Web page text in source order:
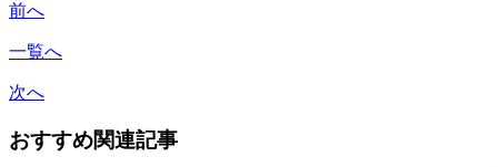
前へ
一覧へ
次へ
おすすめ関連記事